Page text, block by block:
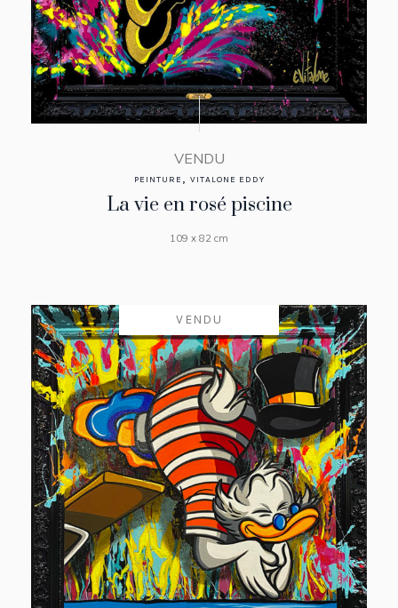
VENDU
PEINTURE , VITALONE EDDY
La vie en rosé piscine
109 x 82 cm
VENDU